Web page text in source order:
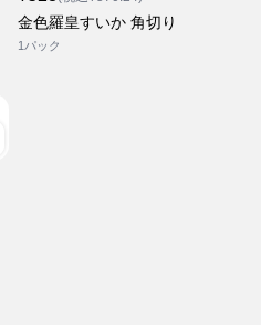
金色羅皇すいか 角切り
1パック